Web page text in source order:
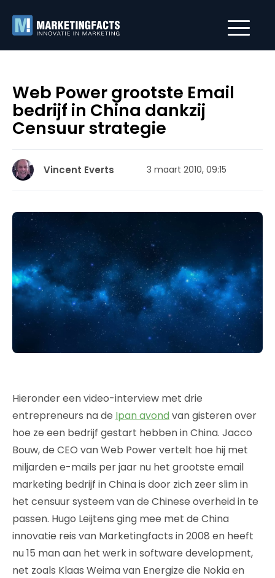
Web Power grootste Email
bedrijf in China dankzij
Censuur strategie
Vincent Everts 3 maart 2010, 09:15
Hieronder een video-interview met drie
entrepreneurs na de Ipan avond van gisteren over
hoe ze een bedrijf gestart hebben in China. Jacco
Bouw, de CEO van Web Power vertelt hoe hij met
miljarden e-mails per jaar nu het grootste email
marketing bedrijf in China is door zich zeer slim in
het censuur systeem van de Chinese overheid in te
passen. Hugo Leijtens ging mee met de China
innovatie reis van Marketingfacts in 2008 en heeft
nu 15 man aan het werk in software development,
net zoals Klaas Weima van Energize die Nokia en